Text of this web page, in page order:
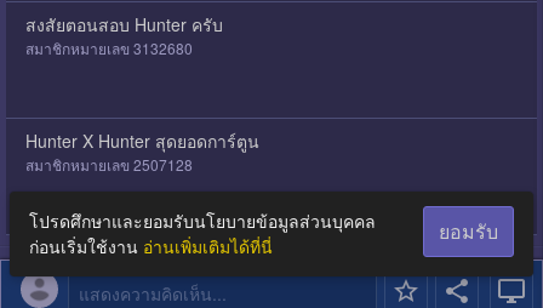
แสดงความคิดเห็น...
สงสัยตอนสอบ Hunter ครับ
สมาชิกหมายเลข 3132680
Hunter X Hunter สุดยอดการ์ตูน
สมาชิกหมายเลข 2507128
โปรดศึกษาและยอมรับนโยบายข้อมูลส่วนบุคคล
ก่อนเริ่มใช้งาน อ่านเพิ่มเติมได้ที่นี่
ยอมรับ